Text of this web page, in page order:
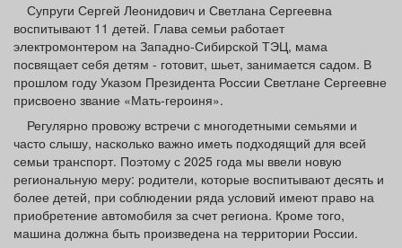
Товары Поздравления Погода
ТВ программа Я - пенсионер
Супруги Сергей Леонидович и Светлана Сергеевна
воспитывают 11 детей. Глава семьи работает
электромонтером на Западно-Сибирской ТЭЦ, мама
посвящает себя детям - готовит, шьет, занимается садом. В
прошлом году Указом Президента России Светлане Сергеевне
присвоено звание «Мать-героиня».
Регулярно провожу встречи с многодетными семьями и
часто слышу, насколько важно иметь подходящий для всей
семьи транспорт. Поэтому с 2025 года мы ввели новую
региональную меру: родители, которые воспитывают десять и
более детей, при соблюдении ряда условий имеют право на
приобретение автомобиля за счет региона. Кроме того,
машина должна быть произведена на территории России.